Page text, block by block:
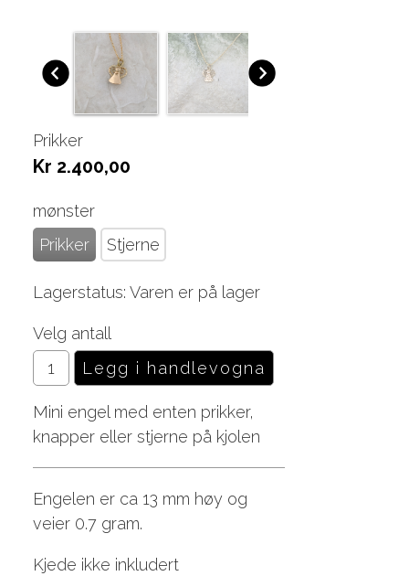
Prikker
Kr 2.400,00
mønster
Prikker
Stjerne
Lagerstatus: Varen er på lager
Velg antall
Mini engel med enten prikker,
knapper eller stjerne på kjolen
Engelen er ca 13 mm høy og
veier 0.7 gram.
Kjede ikke inkludert